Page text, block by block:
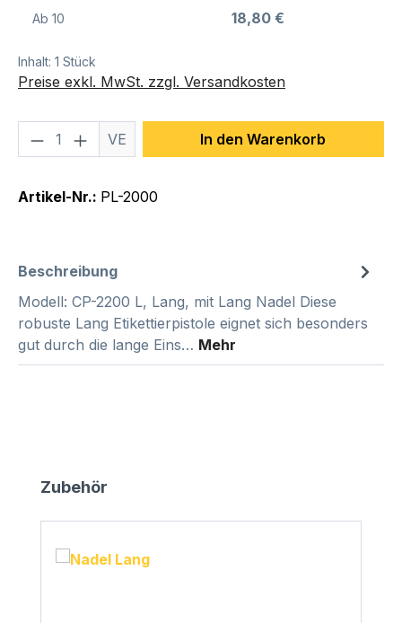
Ab 10 18,80 €
Inhalt: 1 Stück
Preise exkl. MwSt. zzgl. Versandkosten
Produkt Anzahl: Gib den
VE In den Warenkorb
Artikel-Nr.: PL-2000
Beschreibung
Modell: CP-2200 L, Lang, mit Lang Nadel Diese
robuste Lang Etikettierpistole eignet sich besonders
gut durch die lange Eins… Mehr
Produktgalerie überspringen
Zubehör